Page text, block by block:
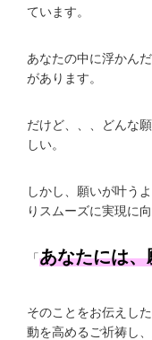
ています。
あなたの中に浮かん
があります。
だけど、、、どんな
しい。
しかし、願いが叶う
りスムーズに実現に
「あなたには
そのことをお伝えし
動を高めるご祈祷し